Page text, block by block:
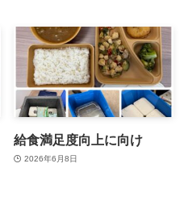
給食満足度向上に向け
2026年6月8日